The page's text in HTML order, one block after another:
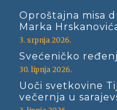
Oproštajna misa
Marka
3. srpnja 2026.
Svećeničko
30. lipnja 2026.
Uoči svetkovine
večernja u